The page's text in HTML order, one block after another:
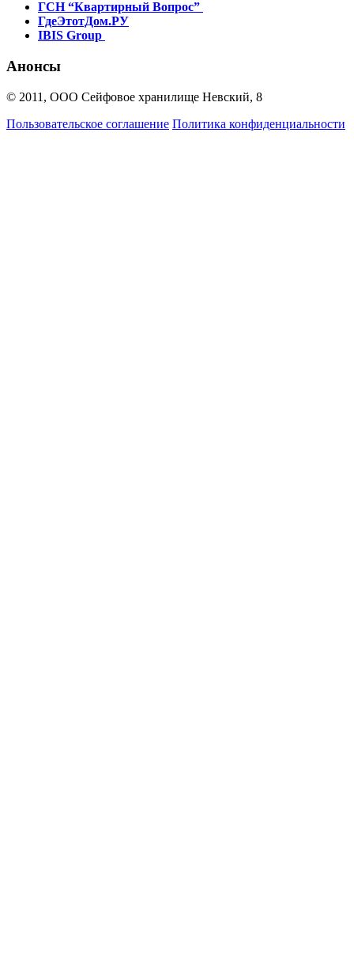
ГСН “Квартирный Вопрос”
ГдеЭтотДом.РУ
IBIS Group
Анонсы
© 2011, ООО Сейфовое хранилище Невский, 8
Пользовательское соглашение Политика конфиденциальности